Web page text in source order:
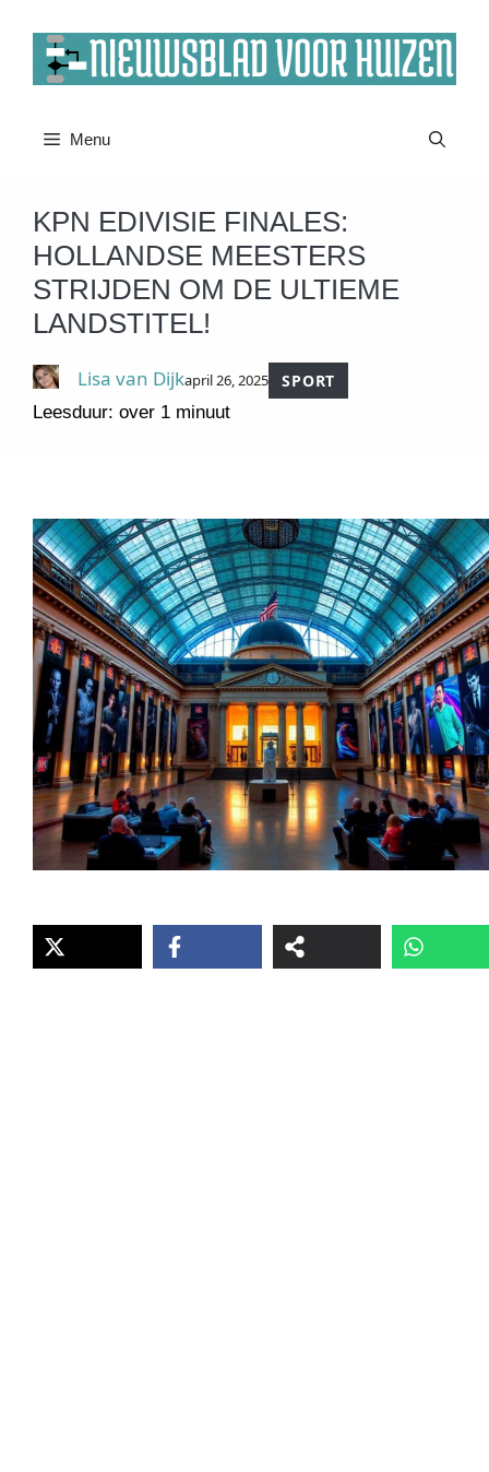
naar
Menu
KPN EDIVISIE FINALES:
HOLLANDSE MEESTERS
STRIJDEN OM DE ULTIEME
LANDSTITEL!
Lisa van Dijkapril 26, 2025
SPORT
Leesduur: over 1 minuut